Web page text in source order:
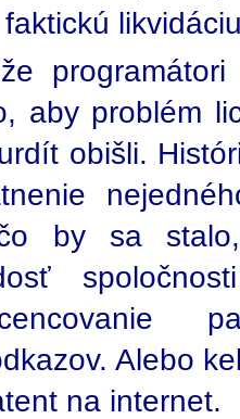
aby problém
obišli.
by sa
Alebo
na internet.